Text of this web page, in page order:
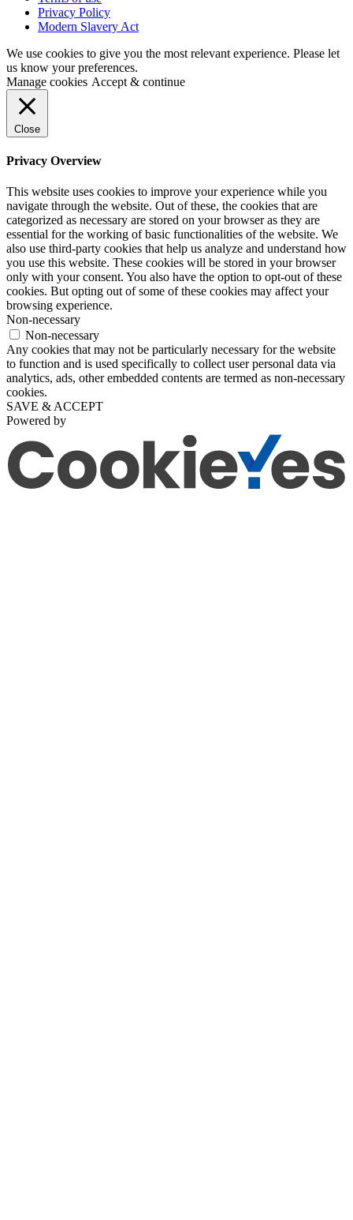
Privacy Policy
Modern Slavery Act
We use cookies to give you the most relevant experience. Please let
us know your preferences.
Manage cookies Accept & continue
Close
Privacy Overview
This website uses cookies to improve your experience while you
navigate through the website. Out of these, the cookies that are
categorized as necessary are stored on your browser as they are
essential for the working of basic functionalities of the website. We
also use third-party cookies that help us analyze and understand how
you use this website. These cookies will be stored in your browser
only with your consent. You also have the option to opt-out of these
cookies. But opting out of some of these cookies may affect your
browsing experience.
Non-necessary
Non-necessary
Any cookies that may not be particularly necessary for the website
to function and is used specifically to collect user personal data via
analytics, ads, other embedded contents are termed as non-necessary
cookies.
SAVE & ACCEPT
Powered by